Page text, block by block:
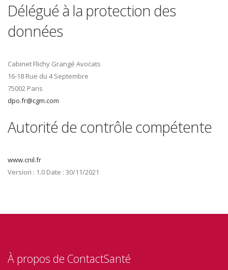
Délégué à la protection des
données
Cabinet Flichy Grangé Avocats
16-18 Rue du 4 Septembre
75002 Paris
dpo.fr@cgm.com
Autorité de contrôle compétente
www.cnil.fr
Version : 1.0 Date : 30/11/2021
À propos de ContactSanté